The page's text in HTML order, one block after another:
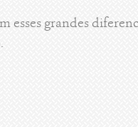
grandes